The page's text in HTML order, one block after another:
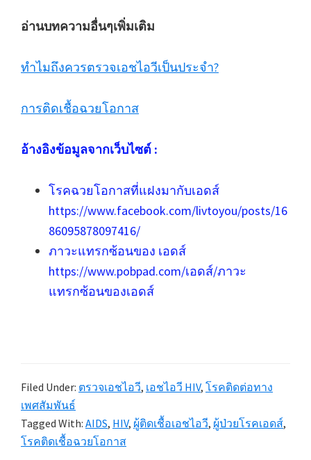
อ่านบทความอื่นๆเพิ่มเติม
ทำไมถึงควรตรวจเอชไอวีเป็นประจำ?
การติดเชื้อฉวยโอกาส
อ้างอิงข้อมูลจากเว็บไซต์ :
โรคฉวยโอกาสที่แฝงมากับเอดส์
https://www.facebook.com/livtoyou/posts/16
86095878097416/
ภาวะแทรกซ้อนของ เอดส์
https://www.pobpad.com/เอดส์/ภาวะ
แทรกซ้อนของเอดส์
Filed Under: ตรวจเอชไอวี, เอชไอวี HIV, โรคติดต่อทาง
เพศสัมพันธ์
Tagged With: AIDS, HIV, ผู้ติดเชื้อเอชไอวี, ผู้ป่วยโรคเอดส์,
โรคติดเชื้อฉวยโอกาส